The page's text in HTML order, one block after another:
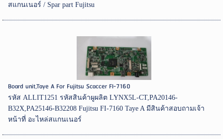
สแกนเนอร์ / Spar part Fujitsu
Board unit,Taye A For Fujitsu Scaccer FI-7160
รหัส ALLIT1251 รหัสสินค้าผูผลิต LYNX5L-CT,PA20146-
B32X,PA25146-B32208 Fujitsu FI-7160 Taye A มีสินค้าสอบถามเจ้า
หน้าที่ อะไหล่สแกนเนอร์